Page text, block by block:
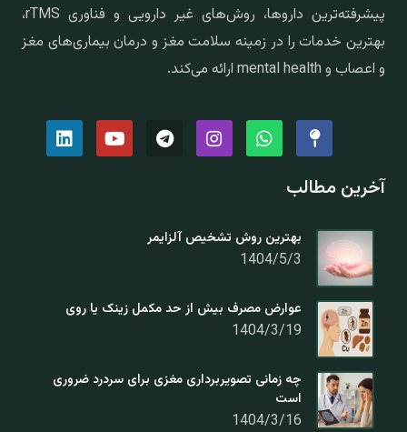
پیشرفته‌ترین داروها، روش‌های غیر دارویی و فناوری rTMS،
بهترین خدمات را در زمینه سلامت مغز و درمان بیماری‌های مغز
و اعصاب و mental health ارائه می‌کند.
آخرین مطالب
بهترین روش تشخیص آلزایمر
1404/5/3
عوارض مصرف بیش از حد مکمل زینک یا روی
1404/3/19
چه زمانی تصویربرداری مغزی برای سردرد ضروری
است
1404/3/16